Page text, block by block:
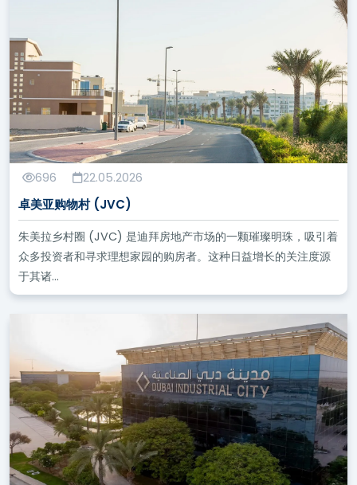
696 22.05.2026
卓美亚购物村 (JVC)
朱美拉乡村圈 (JVC) 是迪拜房地产市场的一颗璀璨明珠，吸引着
众多投资者和寻求理想家园的购房者。这种日益增长的关注度源
于其诸...